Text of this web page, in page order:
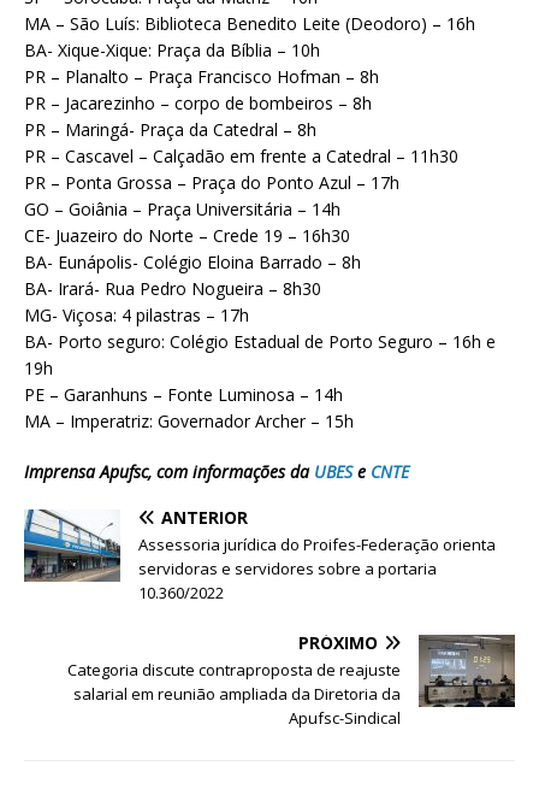
MA – São Luís: Biblioteca Benedito Leite (Deodoro) – 16h
BA- Xique-Xique: Praça da Bíblia – 10h
PR – Planalto – Praça Francisco Hofman – 8h
PR – Jacarezinho – corpo de bombeiros – 8h
PR – Maringá- Praça da Catedral – 8h
PR – Cascavel – Calçadão em frente a Catedral – 11h30
PR – Ponta Grossa – Praça do Ponto Azul – 17h
GO – Goiânia – Praça Universitária – 14h
CE- Juazeiro do Norte – Crede 19 – 16h30
BA- Eunápolis- Colégio Eloina Barrado – 8h
BA- Irará- Rua Pedro Nogueira – 8h30
MG- Viçosa: 4 pilastras – 17h
BA- Porto seguro: Colégio Estadual de Porto Seguro – 16h e
19h
PE – Garanhuns – Fonte Luminosa – 14h
MA – Imperatriz: Governador Archer – 15h
Imprensa Apufsc, com informações da UBESe CNTE
ANTERIOR
Assessoria jurídica do Proifes-Federação orienta
servidoras e servidores sobre a portaria
10.360/2022
PRÓXIMO
Categoria discute contraproposta de reajuste
salarial em reunião ampliada da Diretoria da
Apufsc-Sindical